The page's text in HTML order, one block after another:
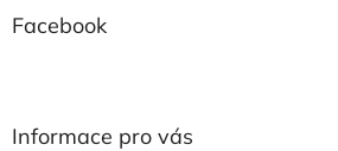
Facebook
Informace pro vás